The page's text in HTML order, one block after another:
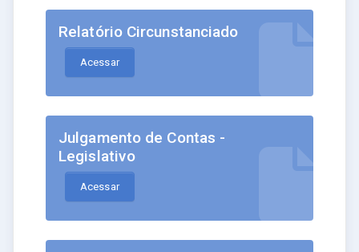
Relatório Circunstanciado
Acessar
Julgamento de Contas -
Legislativo
Acessar